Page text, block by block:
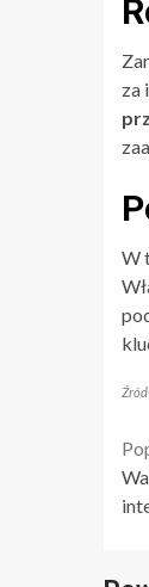
za
W